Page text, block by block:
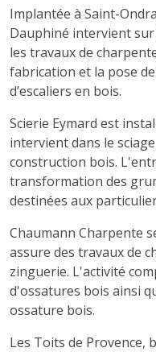
Implantée à Saint-
Dauphiné intervient
les travaux de
fabrication et la pose
d’escaliers en bois.
Scierie Eymard est
intervient dans le
construction bois.
transformation des
destinées aux
Chaumann Charpente
assure des travaux de
zinguerie. L'activité
d'ossatures bois ainsi
ossature bois.
Les Toits de Provence,